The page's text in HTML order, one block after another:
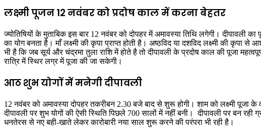
लक्ष्मी पूजन 12 नवंबर को प्रदोष काल में करना बेहतर
ज्योतिषियों के मुताबिक इस बार 12 नवंबर को दोपहर में अमावस्या तिथि लगेगी। दीपावली
का योग बनता है। माँ लक्ष्मी की कृपा प्राप्त होती है। अष्ठविद या दशविद लक्ष्मी की कृपा से
भी है कि जब सूर्य और चंद्रमा तुला राशि में होते है तो दीपावली के प्रदोष काल की पूजा
रात्रि में स्थिर लग्र में पूजा की जा सकेगी।
आठ शुभ योगों में मनेगी दीपावली
12 नवंबर को अमावस्या दोपहर तकरीबन 2.30 बजे बाद से शुरू होगी। शाम को लक्ष्मी पूजा
दीपावली पर शुभ योगों की ऐसी स्थिति पिछले 700 सालों में नहीं बनी। दीपावली पर बन
धनतेरस से नए बही-खाते लेकर कारोबारी नया साल शुरू करने की परंपरा भी रही है।